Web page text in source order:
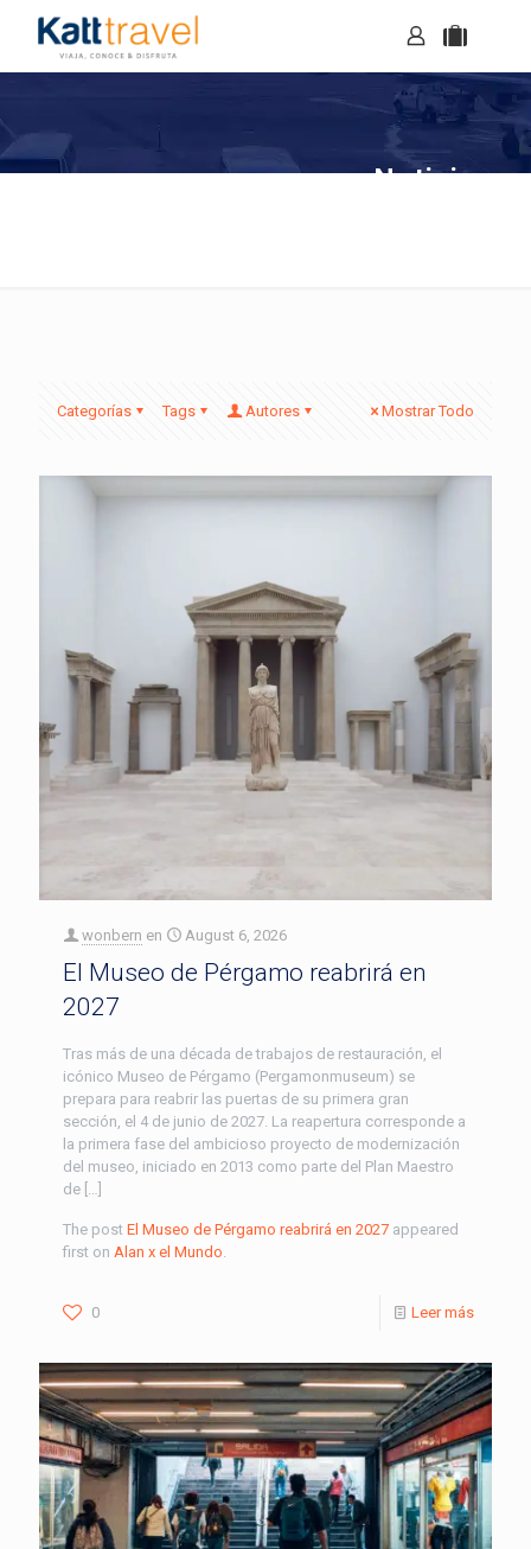
Noticias
Categorías Tags Autores Mostrar Todo
wonbern en August 6, 2026
El Museo de Pérgamo reabrirá en
2027
Tras más de una década de trabajos de restauración, el
icónico Museo de Pérgamo (Pergamonmuseum) se
prepara para reabrir las puertas de su primera gran
sección, el 4 de junio de 2027. La reapertura corresponde a
la primera fase del ambicioso proyecto de modernización
del museo, iniciado en 2013 como parte del Plan Maestro
de […]
The post El Museo de Pérgamo reabrirá en 2027 appeared
first on Alan x el Mundo.
0 Leer más